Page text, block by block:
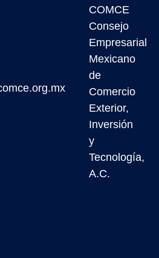
COMCE
Consejo
Empresarial
Mexicano
de
Comercio
Exterior,
Inversión
y
Tecnología,
A.C.